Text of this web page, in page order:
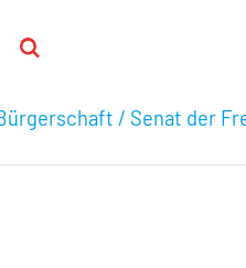
/ Senat der